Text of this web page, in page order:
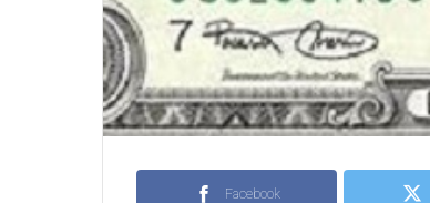
Facebook